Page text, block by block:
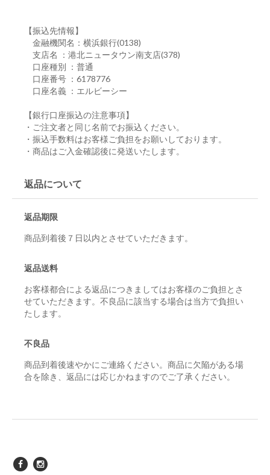
【振込先情報】
金融機関名：横浜銀行(0138)
支店名 ：港北ニュータウン南支店(378)
口座種別 ：普通
口座番号 ：6178776
口座名義 ：エルビーシー
【銀行口座振込の注意事項】
・ご注文者と同じ名前でお振込ください。
・振込手数料はお客様ご負担をお願いしております。
・商品はご入金確認後に発送いたします。
返品について
返品期限
商品到着後７日以内とさせていただきます。
返品送料
お客様都合による返品につきましてはお客様のご負担とさ
せていただきます。不良品に該当する場合は当方で負担い
たします。
不良品
商品到着後速やかにご連絡ください。商品に欠陥がある場
合を除き、返品には応じかねますのでご了承ください。